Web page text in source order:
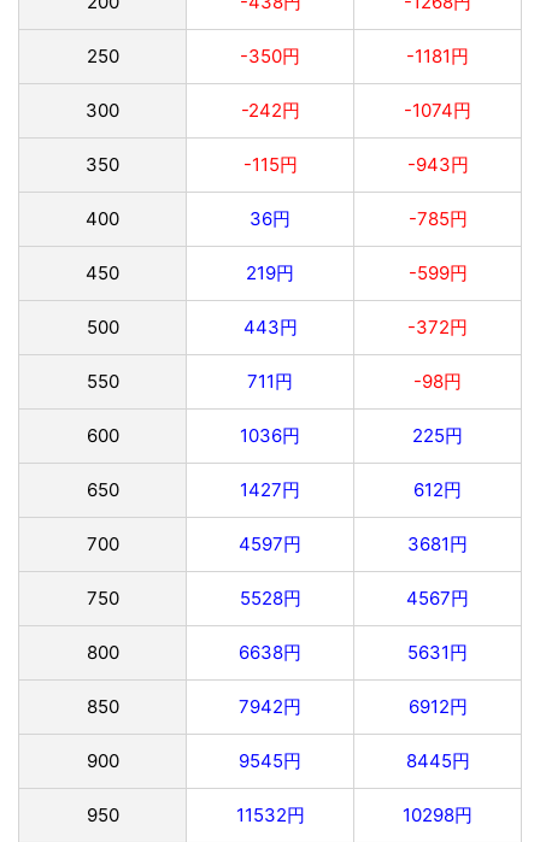
250 -350円 -1181円
300 -242円 -1074円
350 -115円 -943円
400 36円 -785円
450 219円 -599円
500 443円 -372円
550 711円 -98円
600 1036円 225円
650 1427円 612円
700 4597円 3681円
750 5528円 4567円
800 6638円 5631円
850 7942円 6912円
900 9545円 8445円
950 11532円 10298円